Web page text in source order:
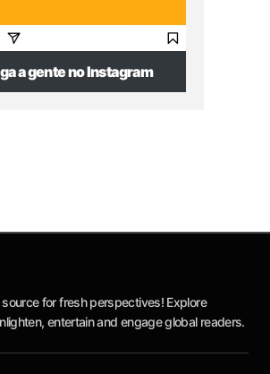
a gente no Instagram
for fresh perspectives! Explore
entertain and engage global readers.